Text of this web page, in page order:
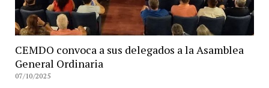
CEMDO convoca a sus delegados a la Asamblea
General Ordinaria
07/10/2025